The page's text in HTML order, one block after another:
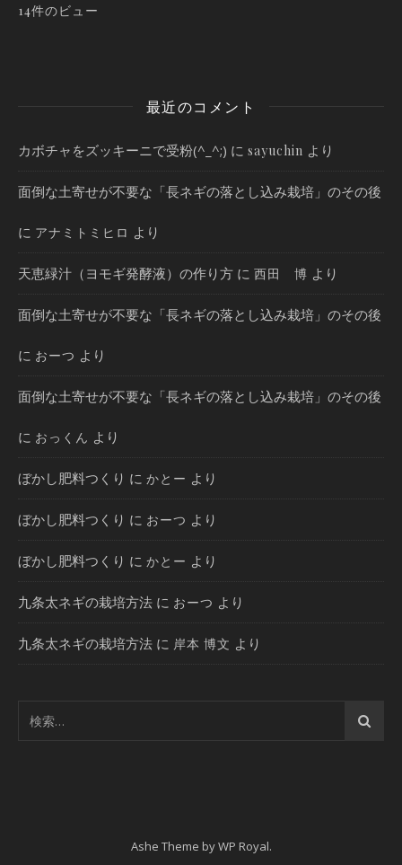
14件のビュー
最近のコメント
カボチャをズッキーニで受粉(^_^;) に sayuchin より
面倒な土寄せが不要な「長ネギの落とし込み栽培」のその後
に アナミトミヒロ より
天恵緑汁（ヨモギ発酵液）の作り方 に 西田 博 より
面倒な土寄せが不要な「長ネギの落とし込み栽培」のその後
に おーつ より
面倒な土寄せが不要な「長ネギの落とし込み栽培」のその後
に おっくん より
ぼかし肥料つくり に かとー より
ぼかし肥料つくり に おーつ より
ぼかし肥料つくり に かとー より
九条太ネギの栽培方法 に おーつ より
九条太ネギの栽培方法 に 岸本 博文 より
Ashe Theme byWP Royal.